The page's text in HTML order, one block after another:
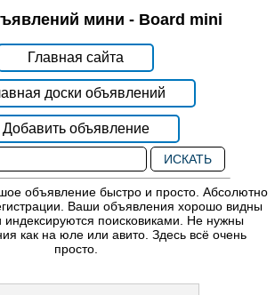
мини - Board mini
Главная сайта
доски объявлений
Добавить объявление
объявление быстро и просто. Абсолютно
Ваши объявления хорошо видны
индексируются поисковиками. Не нужны
как на юле или авито. Здесь всё очень
просто.